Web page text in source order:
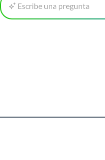
Escribe una pregunta